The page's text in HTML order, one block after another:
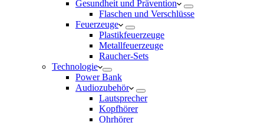
Gesundheit und Prävention
Flaschen und Verschlüsse
Feuerzeuge
Plastikfeuerzeuge
Metallfeuerzeuge
Raucher-Sets
Technologie
Power Bank
Audiozubehör
Lautsprecher
Kopfhörer
Ohrhörer